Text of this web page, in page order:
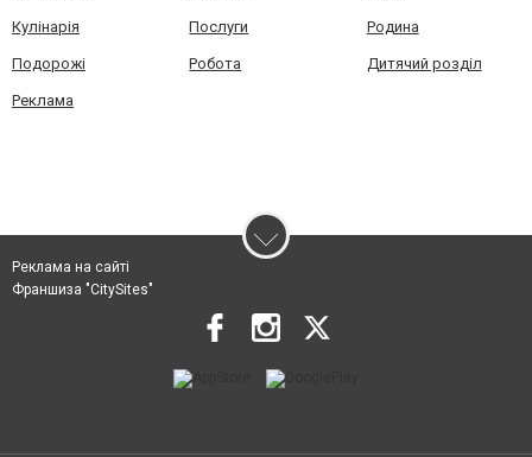
Кулінарія Послуги Родина
Подорожі Робота Дитячий розділ
Реклама
Реклама на сайті
Франшиза "CitySites"